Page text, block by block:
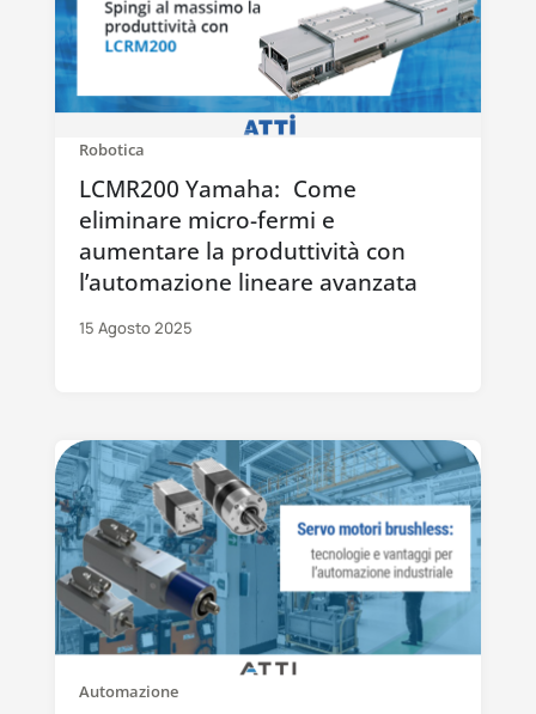
Robotica
LCMR200 Yamaha: Come
eliminare micro-fermi e
aumentare la produttività con
l’automazione lineare avanzata
15 Agosto 2025
Automazione